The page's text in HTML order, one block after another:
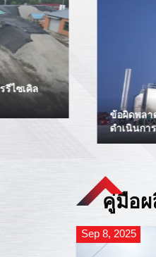
จะลดการใช้พ
อย่างไร?
คู่มือ
Sep 8, 2025